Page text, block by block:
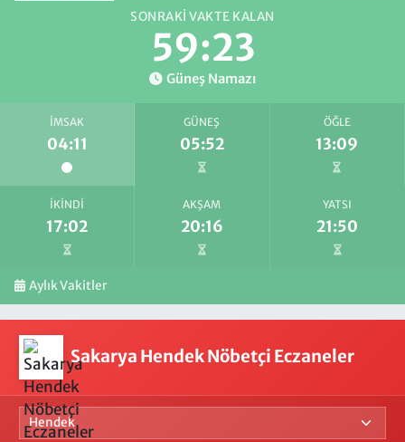
SONRAKI VAKTE KALAN
59:23
Güneş Namazı
İMSAK
04:11
GÜNEŞ
05:52
ÖĞLE
13:09
İKINDI
17:02
AKŞAM
20:16
YATSI
21:50
Aylık Vakitler
Sakarya Hendek Nöbetçi Eczaneler